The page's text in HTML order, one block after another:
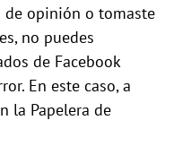
de opinión o tomaste
no puedes
de Facebook
En este caso, a
la Papelera de